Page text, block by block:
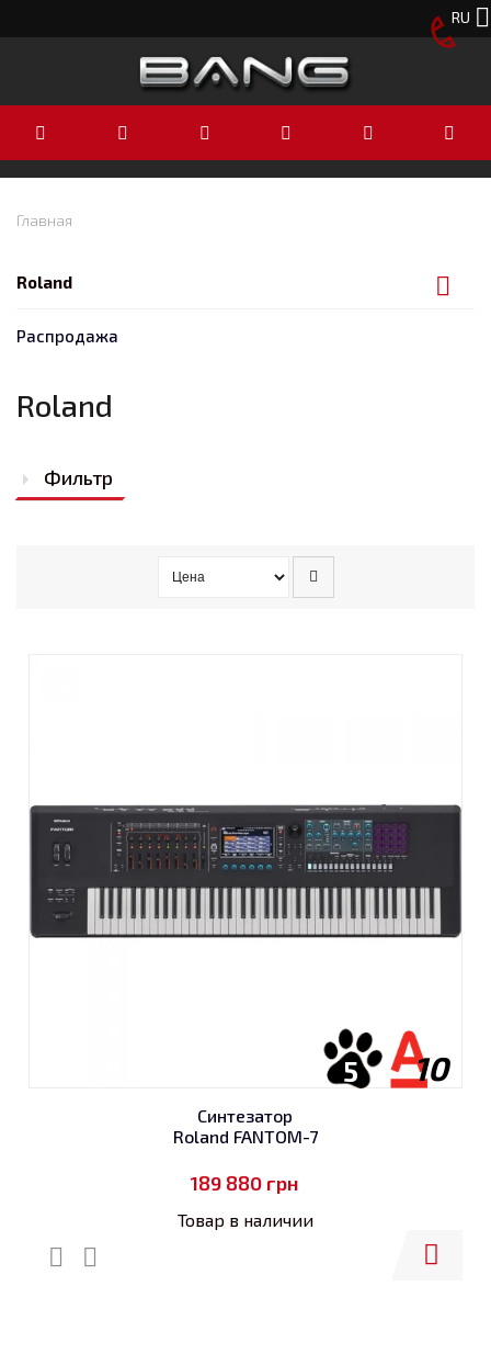
RU
Главная
Roland
Распродажа
Roland
Фильтр
10
5
Синтезатор
Roland FANTOM-7
189 880 грн
Товар в наличии